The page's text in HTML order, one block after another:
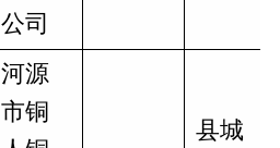
公司
河源
市铜
县城